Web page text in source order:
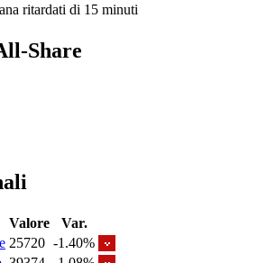
ritardati di 15 minuti
Share
Valore
Var.
25720 -1.40%